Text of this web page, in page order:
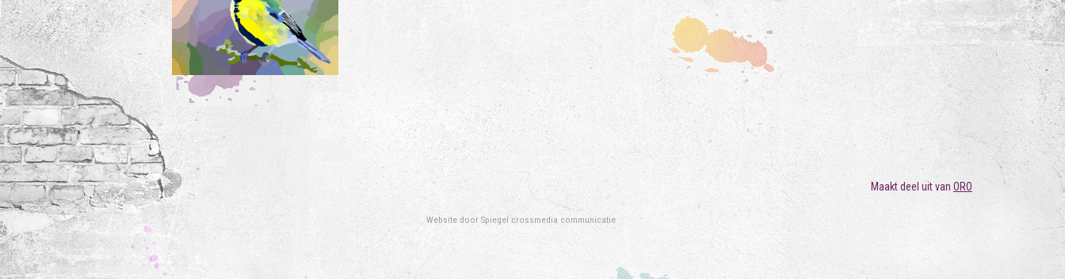
Maakt deel uit van ORO
Website door Spiegel crossmedia communicatie